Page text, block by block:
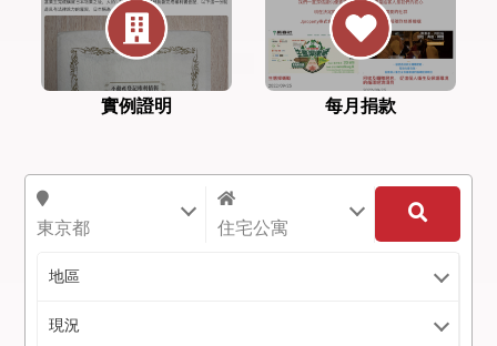
實例證明 每月捐款
東京都 住宅公寓
地區
現況